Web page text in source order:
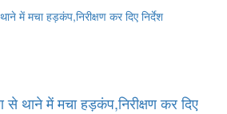
थाने में मचा हड़कंप,निरीक्षण कर दिए